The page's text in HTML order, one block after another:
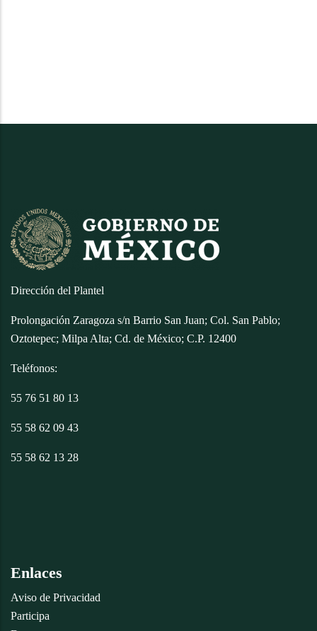
Dirección del Plantel
Prolongación Zaragoza s/n Barrio San Juan; Col. San Pablo;
Oztotepec; Milpa Alta; Cd. de México; C.P. 12400
Teléfonos:
55 76 51 80 13
55 58 62 09 43
55 58 62 13 28
Enlaces
Aviso de Privacidad
Participa